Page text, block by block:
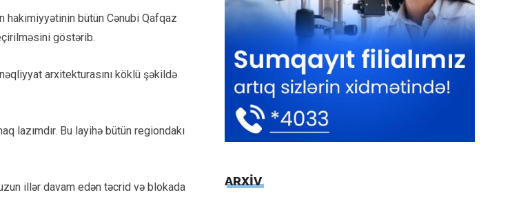
hakimiyyətinin bütün Cənubi Qafqaz
göstərib.
arxitekturasını köklü şəkildə
lazımdır. Bu layihə bütün regiondakı
illər davam edən təcrid və blokada
ARXİV